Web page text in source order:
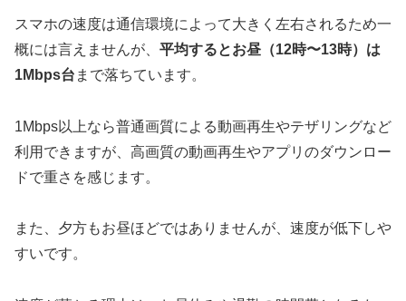
スマホの速度は通信環境によって大きく左右されるため一
概には言えませんが、 平均するとお昼（12時〜13時）は
1Mbps台 まで落ちています。
1Mbps以上なら普通画質による動画再生やテザリングなど
利用できますが、高画質の動画再生やアプリのダウンロー
ドで重さを感じます。
また、夕方もお昼ほどではありませんが、速度が低下しや
すいです。